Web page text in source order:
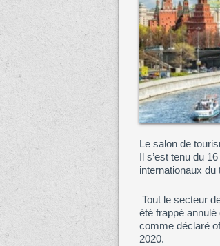
Le salon de
Il s’est tenu du
internationaux
Tout le secteur
été frappé
comme déclaré
2020.